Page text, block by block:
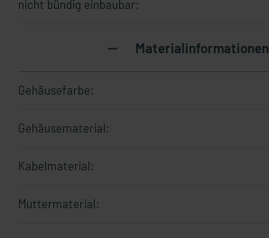
nicht bündig einbaubar:
Materialinformationen
Gehäusefarbe:
Gehäusematerial:
Kabelmaterial:
Muttermaterial: